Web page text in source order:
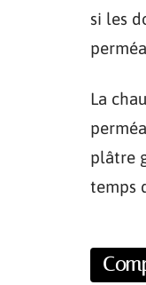
si les
La
plâtre
temps